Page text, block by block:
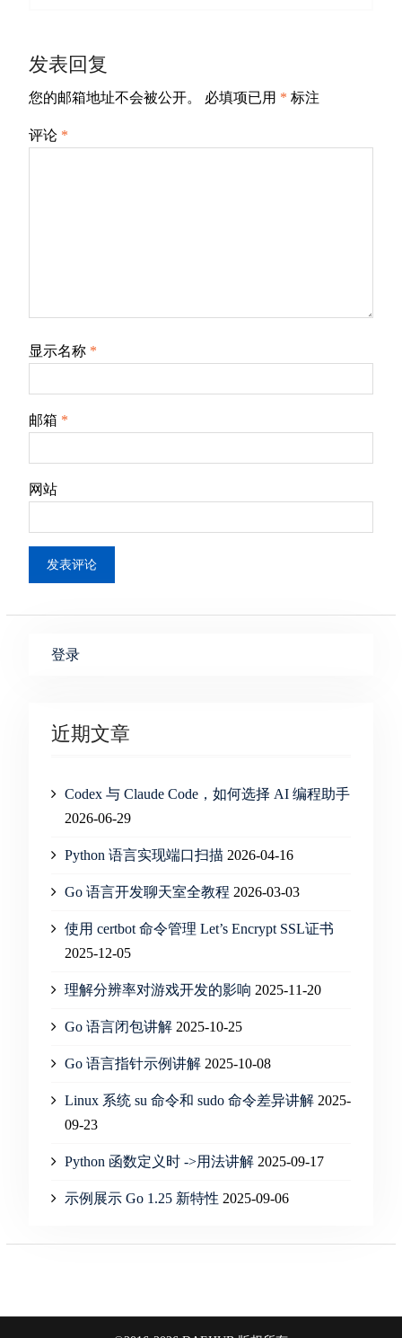
发表回复
您的邮箱地址不会被公开。 必填项已用 * 标注
评论 *
显示名称 *
邮箱 *
网站
登录
近期文章
Codex 与 Claude Code，如何选择 AI 编程助手
2026-06-29
Python 语言实现端口扫描 2026-04-16
Go 语言开发聊天室全教程 2026-03-03
使用 certbot 命令管理 Let’s Encrypt SSL证书
2025-12-05
理解分辨率对游戏开发的影响 2025-11-20
Go 语言闭包讲解 2025-10-25
Go 语言指针示例讲解 2025-10-08
Linux 系统 su 命令和 sudo 命令差异讲解 2025-
09-23
Python 函数定义时 ->用法讲解 2025-09-17
示例展示 Go 1.25 新特性 2025-09-06